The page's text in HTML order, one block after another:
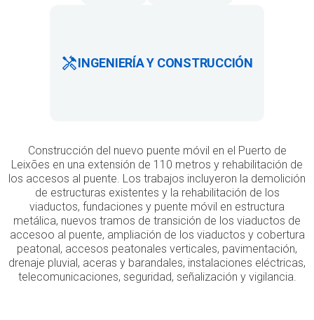
INGENIERÍA Y CONSTRUCCIÓN
Construcción del nuevo puente móvil en el Puerto de
Leixões en una extensión de 110 metros y rehabilitación de
los accesos al puente. Los trabajos incluyeron la demolición
de estructuras existentes y la rehabilitación de los
viaductos, fundaciones y puente móvil en estructura
metálica, nuevos tramos de transición de los viaductos de
accesoo al puente, ampliación de los viaductos y cobertura
peatonal, accesos peatonales verticales, pavimentación,
drenaje pluvial, aceras y barandales, instalaciones eléctricas,
telecomunicaciones, seguridad, señalización y vigilancia.